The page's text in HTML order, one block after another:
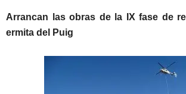
Arrancan las obras de la IX fase de
ermita del Puig